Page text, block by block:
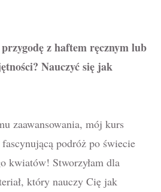
przygodę z haftem ręcznym lub
Nauczyć się jak
zaawansowania, mój kurs
podróż po świecie
kwiatów! Stworzyłam dla
który nauczy Cię jak